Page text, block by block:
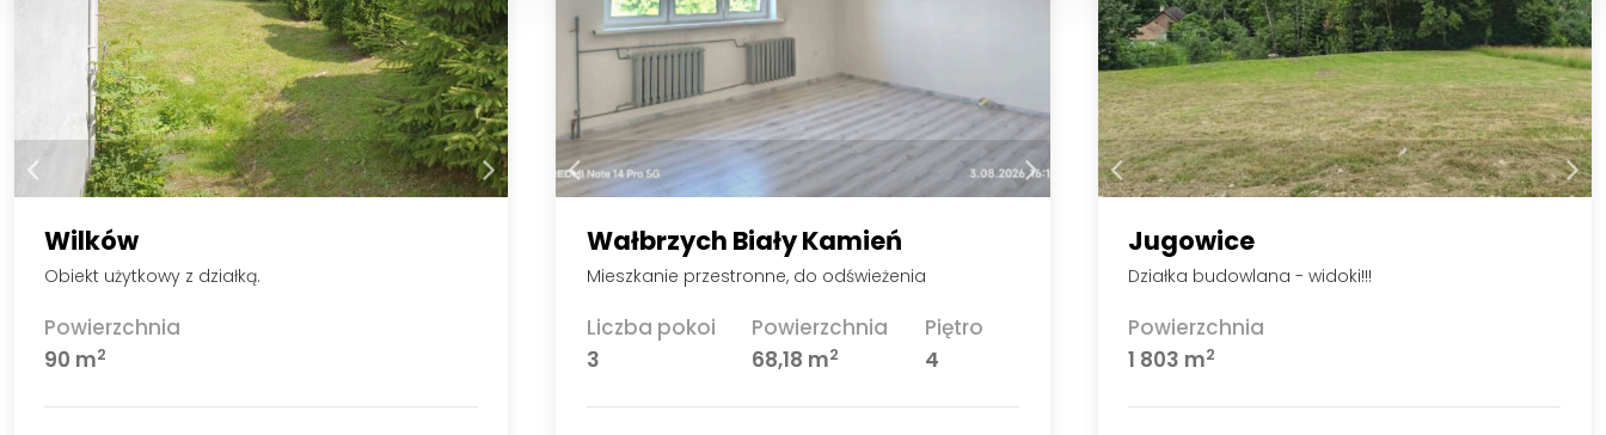
Wilków
Obiekt użytkowy z działką.
Powierzchnia
90 m2
Wałbrzych Biały Kamień
Mieszkanie przestronne, do odświeżenia
Liczba pokoi
3
Powierzchnia
68,18 m2
Piętro
4
Jugowice
Działka budowlana - widoki!!!
Powierzchnia
1 803 m2